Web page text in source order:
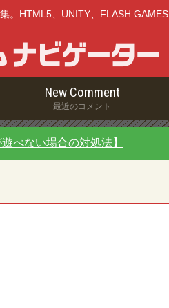
。HTML5、UNITY、FLASH GAMES
New Comment
最近のコメント
べない場合の対処法】